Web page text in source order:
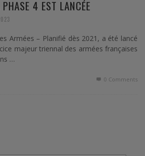
4 EST LANCÉE
Armées – Planifié dès 2021, a été lancé
majeur triennal des armées françaises
…
0 Comments